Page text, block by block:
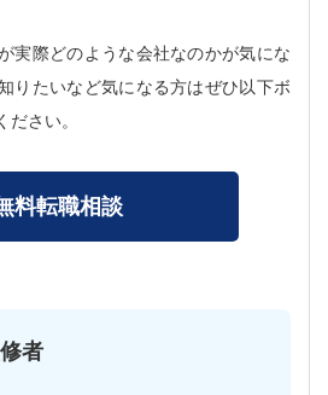
実際どのような会社なのかが気にな
りたいなど気になる方はぜひ以下ボ
ださい。
料転職相談
者